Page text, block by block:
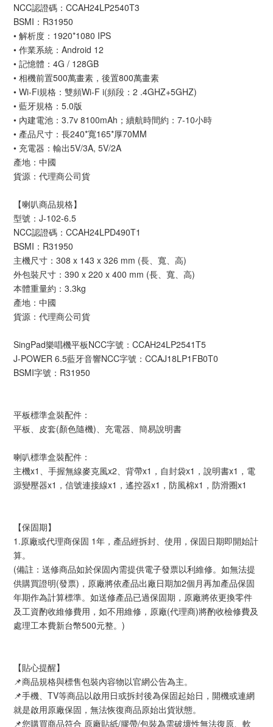
NCC認證碼：CCAH24LP2540T3
BSMI：R31950
• 解析度：1920*1080 IPS
• 作業系統：Android 12
• 記憶體：4G / 128GB
• 相機前置500萬畫素，後置800萬畫素
• Wi-Fi規格：雙頻Wi-F i(頻段：2 .4GHZ+5GHZ)
• 藍牙規格：5.0版
• 內建電池：3.7v 8100mAh；續航時間約：7-10小時
• 產品尺寸：長240*寬165*厚70MM
• 充電器：輸出5V/3A, 5V/2A
產地：中國
貨源：代理商公司貨
【喇叭商品規格】
型號：J-102-6.5
NCC認證碼：CCAH24LPD490T1
BSMI：R31950
主機尺寸：308 x 143 x 326 mm (長、寬、高)
外包裝尺寸：390 x 220 x 400 mm (長、寬、高)
本體重量約：3.3kg
產地：中國
貨源：代理商公司貨
SingPad樂唱機平板NCC字號：CCAH24LP2541T5
J-POWER 6.5藍牙音響NCC字號：CCAJ18LP1FB0T0
BSMI字號：R31950
平板標準盒裝配件：
平板、皮套(顏色隨機)、充電器、簡易說明書
喇叭標準盒裝配件：
主機x1、手握無線麥克風x2、背帶x1，自封袋x1，說明書x1，電
源變壓器x1，信號連接線x1，遙控器x1，防風棉x1，防滑圈x1
【保固期】
1.原廠或代理商保固 1年，產品經拆封、使用，保固日期即開始計
算。
(備註：送修商品如於保固內需提供電子發票以利維修。如無法提
供購買證明(發票)，原廠將依產品出廠日期加2個月再加產品保固
年期作為計算標準。如送修產品已過保固期，原廠將依更換零件
及工資酌收維修費用，如不用維修，原廠(代理商)將酌收檢修費及
處理工本費新台幣500元整。)
【貼心提醒】
📌商品規格與標售包裝內容物以官網公告為主。
📌手機、TV等商品以啟用日或拆封後為保固起始日，開機或連網
就是啟用原廠保固，無法恢復商品原始出貨狀態。
📌您購買商品符合 原廠貼紙/膠帶/包裝為需破壞性無法復原、軟